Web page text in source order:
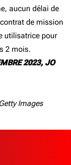
aucun délai de
de mission
utilisatrice pour
2 mois.
2023, JO
Images